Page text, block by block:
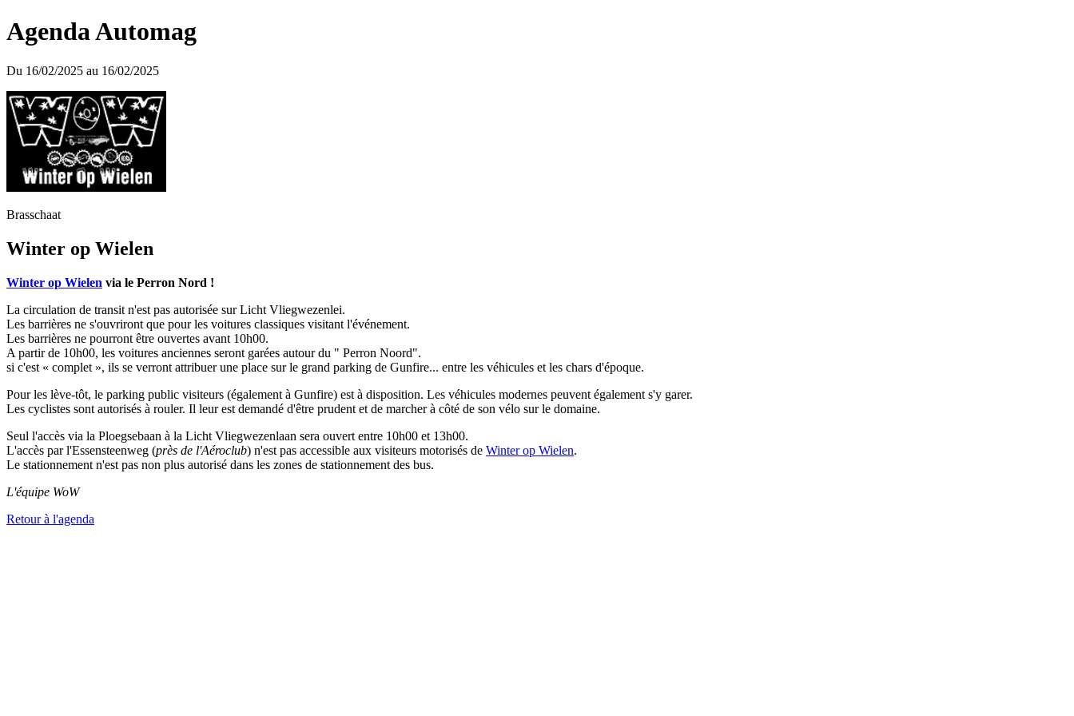
Agenda Automag
Du 16/02/2025 au 16/02/2025
Brasschaat
Winter op Wielen
Winter op Wielen via le Perron Nord !
La circulation de transit n'est pas autorisée sur Licht Vliegwezenlei.
Les barrières ne s'ouvriront que pour les voitures classiques visitant l'événement.
Les barrières ne pourront être ouvertes avant 10h00.
A partir de 10h00, les voitures anciennes seront garées autour du " Perron Noord".
si c'est « complet », ils se verront attribuer une place sur le grand parking de Gunfire... entre les véhicules et les chars d'époque.​
Pour les lève-tôt, le parking public visiteurs (également à Gunfire) est à disposition. Les véhicules modernes peuvent également s'y garer.​
Les cyclistes sont autorisés à rouler. Il leur est demandé d'être prudent et de marcher à côté de son vélo sur le domaine.
Seul l'accès via la Ploegsebaan à la Licht Vliegwezenlaan sera ouvert entre 10h00 et 13h00.
L'accès par l'Essensteenweg (près de l'Aéroclub) n'est pas accessible aux visiteurs motorisés de Winter op Wielen.
Le stationnement n'est pas non plus autorisé dans les zones de stationnement des bus.
​L'équipe WoW
Retour à l'agenda